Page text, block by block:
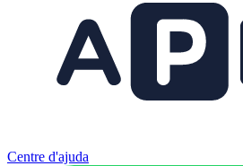
Centre d'ajuda